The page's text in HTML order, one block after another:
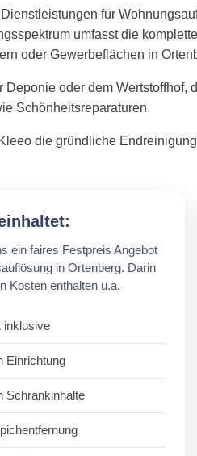
für
umfasst die
oder Gewerbeflächen in
oder dem Wertstoffhof,
Schönheitsreparaturen.
die gründliche
ein faires Festpreis Angebot
in Ortenberg. Darin
Kosten enthalten u.a.
inklusive
Einrichtung
Schrankinhalte